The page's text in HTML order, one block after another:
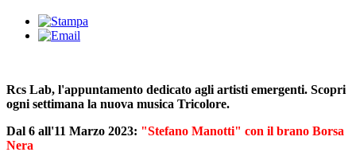
Rcs Lab, l'appuntamento dedicato agli artisti emergenti. Scopri
ogni settimana la nuova musica Tricolore.
Dal 6 all'11 Marzo 2023: "Stefano Manotti" con il brano Borsa
Nera